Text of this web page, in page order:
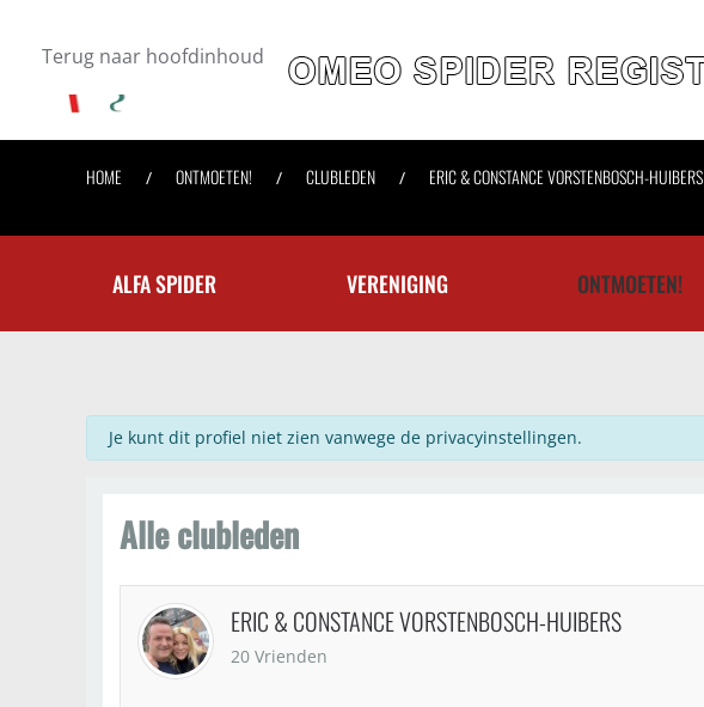
Terug naar hoofdinhoud
HOME ONTMOETEN! CLUBLEDEN ERIC & CONSTANCE VORSTENBOSCH-HUIBERS
ALFA SPIDER VERENIGING ONTMOETEN!
info
Je kunt dit profiel niet zien vanwege de privacyinstellingen.
Alle clubleden
ERIC & CONSTANCE VORSTENBOSCH-HUIBERS
20 Vrienden